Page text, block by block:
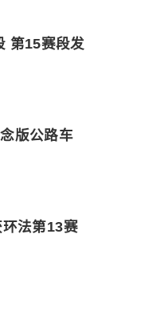
第15赛段发
版公路车
法第13赛